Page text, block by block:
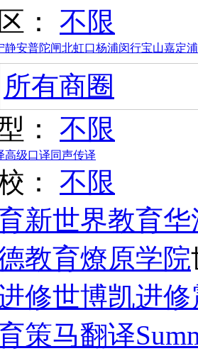
： 不限
静安普陀闸北虹口杨浦闵行宝山嘉定
所有商圈
：
不限
高级口译同声传译
：
不限
新世界教育华
教育燎原学院
修世博凯进修
策马翻译